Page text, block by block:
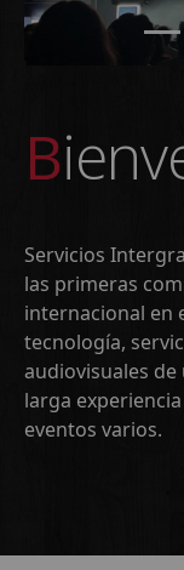
Servicios
las primeras
internacional en
tecnología,
audiovisuales
larga
eventos varios.